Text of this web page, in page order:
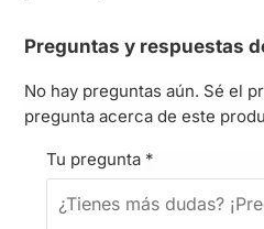
Preguntas y respuestas
No hay preguntas aún. Sé el
pregunta acerca de este
Tu pregunta *